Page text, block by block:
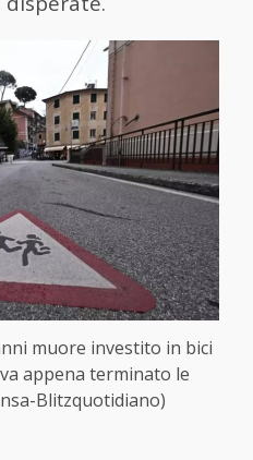
muore investito in bici
appena terminato le
Blitzquotidiano)